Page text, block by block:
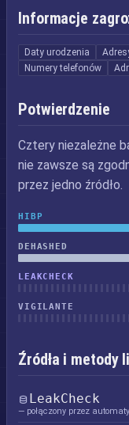
Informacje
Daty urodzenia
Numery telefonów
Potwierdzenie
Cztery niezależne
nie zawsze są
przez jedno źródło.
HIBP
DEHASHED
LEAKCHECK
VIGILANTE
Źródła i metody
LeakCheck
— połączony przez